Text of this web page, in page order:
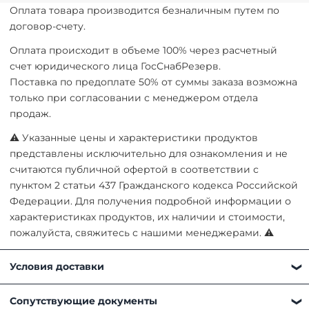
Оплата товара производится безналичным путем по
договор-счету.
Оплата происходит в объеме 100% через расчетный
счет юридического лица ГосСнабРезерв.
Поставка по предоплате 50% от суммы заказа возможна
только при согласовании с менеджером отдела
продаж.
⚠ Указанные цены и характеристики продуктов
представлены исключительно для ознакомления и не
считаются публичной офертой в соответствии с
пунктом 2 статьи 437 Гражданского кодекса Российской
Федерации. Для получения подробной информации о
характеристиках продуктов, их наличии и стоимости,
пожалуйста, свяжитесь с нашими менеджерами. ⚠
Условия доставки
способом:
Сопутствующие документы